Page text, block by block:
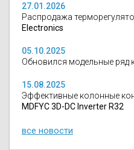
27.01.2026
Распродажа
Electronics
05.10.2025
Обновился модельные ряд
15.08.2025
Эффективные колонные
MDFYC 3D-DC Inverter R32
все новости